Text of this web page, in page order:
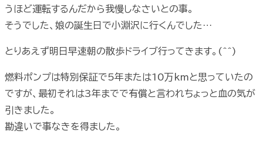
うほど運転するんだから我慢しなさいとの事。
そうでした、娘の誕生日で小淵沢に行くんでした…
とりあえず明日早速朝の散歩ドライブ行ってきます。(^^)
燃料ポンプは特別保証で5年または10万kmと思っていたの
ですが、最初それは3年までで有償と言われちょっと血の気が
引きました。
勘違いで事なきを得ました。